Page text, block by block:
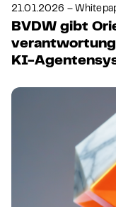
21.01.2026 –
BVDW gibt
KI-